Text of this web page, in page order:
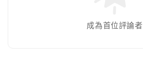
成為首位評論者